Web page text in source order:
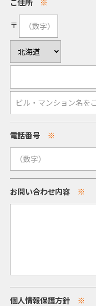
〒
電話番号 ※
お問い合わせ内容 ※
個人情報保護方針 ※